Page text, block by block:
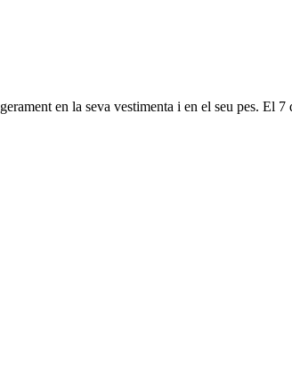
en la seva vestimenta i en el seu pes. El 7